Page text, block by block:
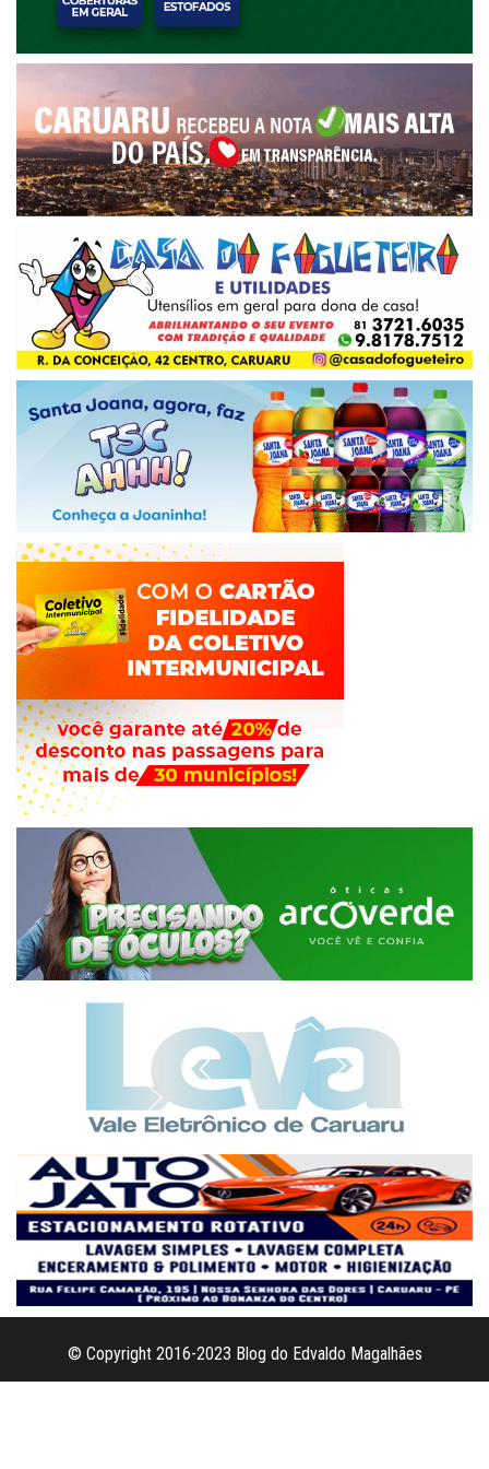
© Copyright 2016-2023 Blog do Edvaldo Magalhães